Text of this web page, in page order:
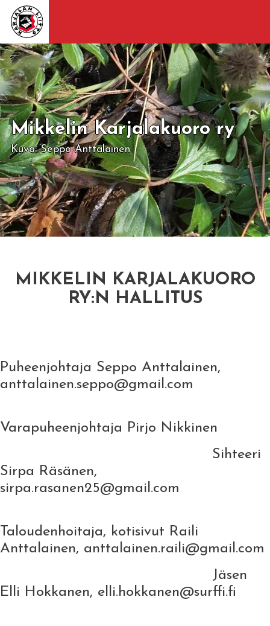
Mikkelin Karjalakuoro ry
Kuva: Seppo Anttalainen
MIKKELIN KARJALAKUORO
RY:N HALLITUS
Puheenjohtaja Seppo Anttalainen,
anttalainen.seppo@gmail.com
Varapuheenjohtaja Pirjo Nikkinen
Sihteeri
Sirpa Räsänen,
sirpa.rasanen25@gmail.com
Taloudenhoitaja, kotisivut Raili
Anttalainen, anttalainen.raili@gmail.com
Jäsen
Elli Hokkanen, elli.hokkanen@surffi.fi